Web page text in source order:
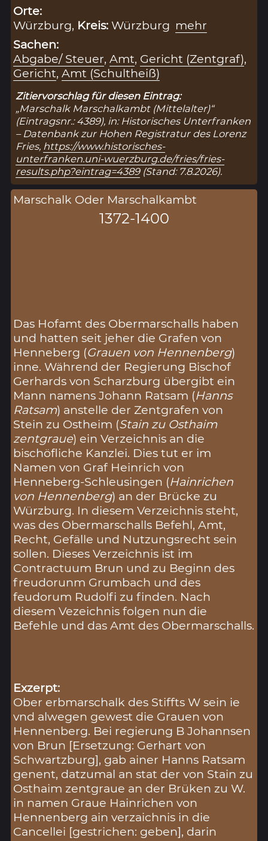
Orte:
Würzburg, Kreis:Würzburg mehr
Sachen:
Abgabe/ Steuer,Amt, Gericht (Zentgraf),
Gericht,Amt (Schultheiß)
Zitiervorschlag für diesen Eintrag:
„Marschalk Marschalkambt (Mittelalter)“
(Eintragsnr.: 4389), in: Historisches Unterfranken
– Datenbank zur Hohen Registratur des Lorenz
Fries, https://www.historisches-
unterfranken.uni-wuerzburg.de/fries/fries-
results.php?eintrag=4389(Stand: 7.8.2026).
Marschalk Oder Marschalkambt
1372-1400
Das Hofamt des Obermarschalls haben
und hatten seit jeher die Grafen von
Henneberg (Grauen von Hennenberg)
inne. Während der Regierung Bischof
Gerhards von Scharzburg übergibt ein
Mann namens Johann Ratsam (Hanns
Ratsam) anstelle der Zentgrafen von
Stein zu Ostheim (Stain zu Osthaim
zentgraue) ein Verzeichnis an die
bischöfliche Kanzlei. Dies tut er im
Namen von Graf Heinrich von
Henneberg-Schleusingen (Hainrichen
von Hennenberg) an der Brücke zu
Würzburg. In diesem Verzeichnis steht,
was des Obermarschalls Befehl, Amt,
Recht, Gefälle und Nutzungsrecht sein
sollen. Dieses Verzeichnis ist im
Contractuum Brun und zu Beginn des
freudorunm Grumbach und des
feudorum Rudolfi zu finden. Nach
diesem Vezeichnis folgen nun die
Befehle und das Amt des Obermarschalls.
Exzerpt:
Ober erbmarschalk des Stiffts W sein ie
vnd alwegen gewest die Grauen von
Hennenberg. Bei regierung B Johannsen
von Brun [Ersetzung: Gerhart von
Schwartzburg], gab ainer Hanns Ratsam
genent, datzumal an stat der von Stain zu
Osthaim zentgraue an der Brüken zu W.
in namen Graue Hainrichen von
Hennenberg ain verzaichnis in die
Cancellei [gestrichen: geben], darin